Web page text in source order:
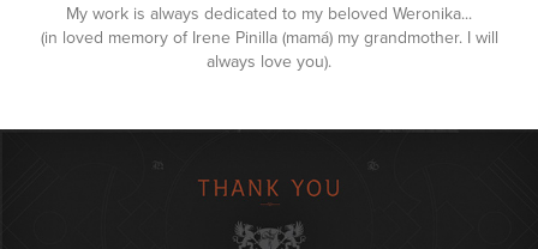
My work is always dedicated to my beloved Weronika...
(in loved memory of Irene Pinilla (mamá) my grandmother. I will
always love you).